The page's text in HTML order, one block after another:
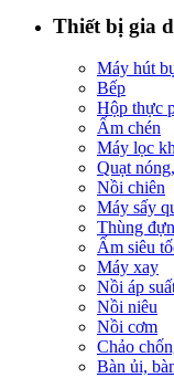
Thiết bị gia
Máy hút
Bếp
Hộp thực
Ấm chén
Máy lọc
Quạt
Nồi chiên
Máy sấy
Thùng
Ấm siêu
Máy xay
Nồi áp
Nồi niêu
Nồi cơm
Chảo
Bàn ủi,